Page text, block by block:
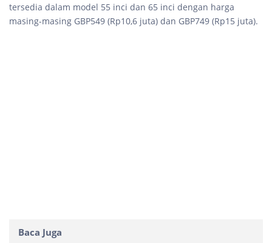
tersedia dalam model 55 inci dan 65 inci dengan harga
masing-masing GBP549 (Rp10,6 juta) dan GBP749 (Rp15 juta).
Baca Juga